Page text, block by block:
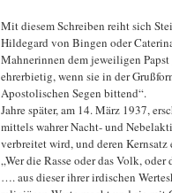
Mit diesem Schreiben reiht sich
Hildegard von Bingen oder
Mahnerinnen dem jeweiligen
ehrerbietig, wenn sie in der
Apostolischen Segen bittend“.
Jahre später, am 14. März 1937,
mittels wahrer Nacht- und
verbreitet wird, und deren
„Wer die Rasse oder das Volk,
…. aus dieser ihrer irdischen